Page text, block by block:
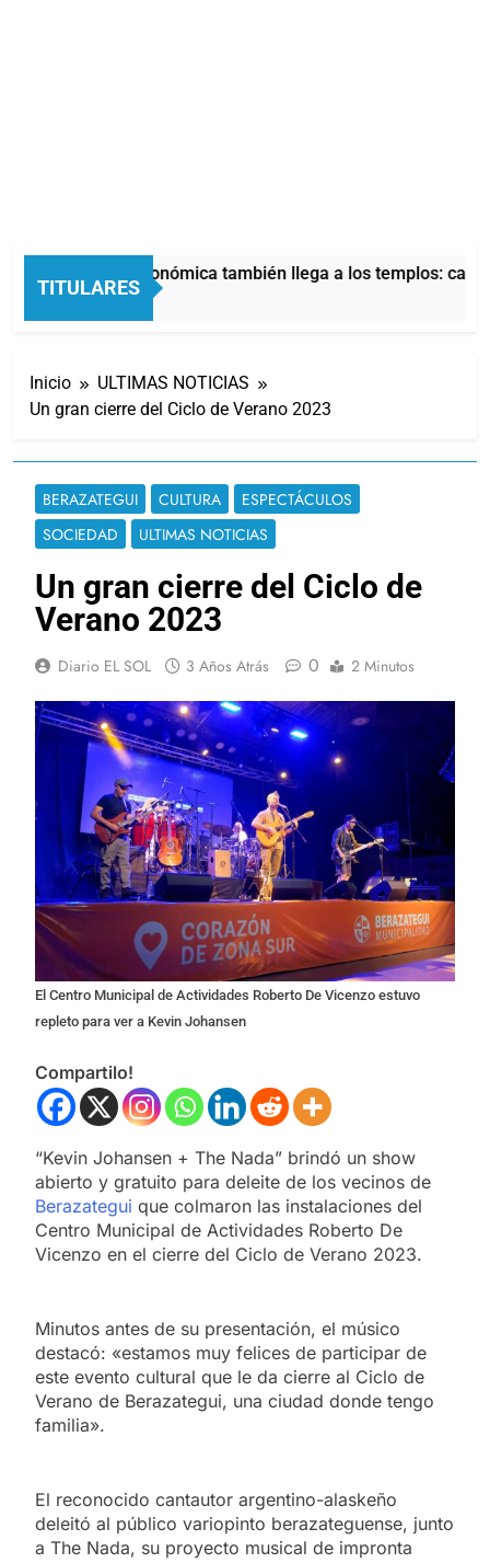
TITULARES
La crisis económica también llega a los templos: casi
7 Horas Atrás
Inicio
ULTIMAS NOTICIAS
Un gran cierre del Ciclo de Verano 2023
BERAZATEGUI CULTURA
ESPECTÁCULOS
SOCIEDAD
ULTIMAS NOTICIAS
Un gran cierre del Ciclo de
Verano 2023
Diario EL SOL 3 Años Atrás 0 2 Minutos
El Centro Municipal de Actividades Roberto De Vicenzo estuvo
repleto para ver a Kevin Johansen
Compartilo!
“Kevin Johansen + The Nada” brindó un show
abierto y gratuito para deleite de los vecinos de
Berazategui que colmaron las instalaciones del
Centro Municipal de Actividades Roberto De
Vicenzo en el cierre del Ciclo de Verano 2023.
Minutos antes de su presentación, el músico
destacó: «estamos muy felices de participar de
este evento cultural que le da cierre al Ciclo de
Verano de Berazategui, una ciudad donde tengo
familia».
El reconocido cantautor argentino-alaskeño
deleitó al público variopinto berazateguense, junto
a The Nada, su proyecto musical de impronta